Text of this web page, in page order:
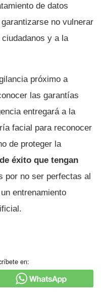
de datos
no vulnerar
y a la
próximo a
las garantías
entregará a la
facial para reconocer
de proteger la
éxito que tengan
por no ser perfectas al
entrenamiento
en: